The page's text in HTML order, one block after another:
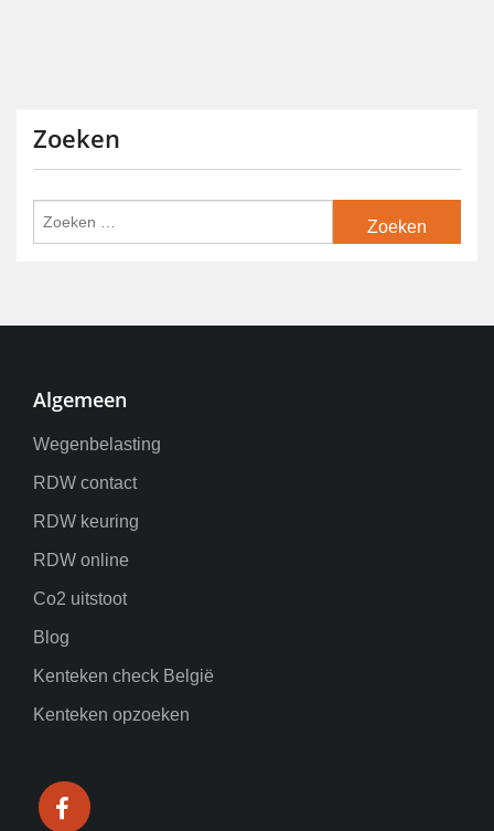
Zoeken
Algemeen
Wegenbelasting
RDW contact
RDW keuring
RDW online
Co2 uitstoot
Blog
Kenteken check België
Kenteken opzoeken